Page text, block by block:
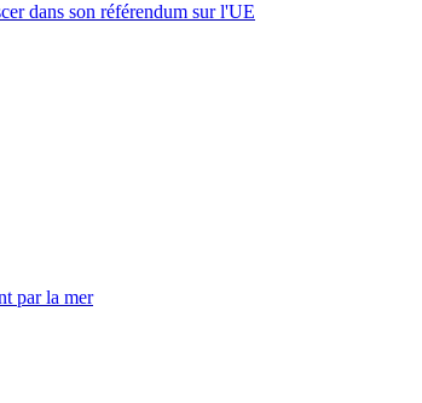
dans son référendum sur l'UE
par la mer